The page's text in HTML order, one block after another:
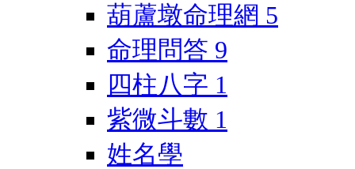
葫蘆墩命理網 5
命理問答 9
四柱八字 1
紫微斗數 1
姓名學